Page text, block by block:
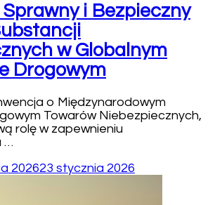
Sprawny i Bezpieczny
w Globalnym
Drogowym
o Międzynarodowym
Towarów Niebezpiecznych,
rolę w zapewnieniu
…
202623 stycznia 2026